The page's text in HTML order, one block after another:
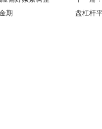
期
盘杠杆